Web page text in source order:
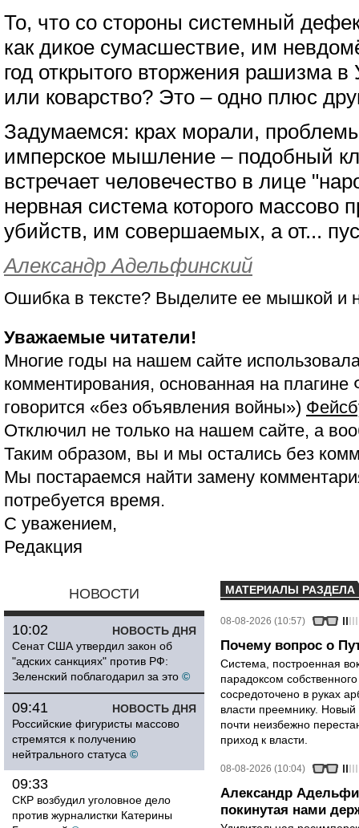
То, что со стороны системный
как дикое сумасшествие, им
год открытого вторжения рашизма в
или коварство? Это – одно плюс
Задумаемся: крах морали,
имперское мышление – подобный
встречает человечество в лице
нервная система которого массово
убийств, им совершаемых, а от...
Александр Адельфинский
Ошибка в тексте? Выделите ее мышкой и
Уважаемые читатели!
Многие годы на нашем сайте
комментирования, основанная на
говорится «без объявления войны»)
Отключил не только на нашем сайте, а
Таким образом, вы и мы остались без
Мы постараемся найти замену
потребуется время.
С уважением,
Редакция
НОВОСТИ
НОВОСТЬ ДНЯ
10:02
Сенат США утвердил закон об
"адских санкциях" против РФ:
Зеленский поблагодарил за это ©
НОВОСТЬ ДНЯ
09:41
Российские фигуристы массово
стремятся к получению
нейтрального статуса ©
09:33
СКР возбудил уголовное дело
против журналистки Катерины
МАТЕРИАЛЫ РАЗДЕЛА
08-08-2026 (10:57)
Почему вопрос о
Система, построенная
парадоксом
сосредоточено в руках
власти преемнику.
почти неизбежно
приход к власти.
08-08-2026 (10:04)
Александр
покинутая нами